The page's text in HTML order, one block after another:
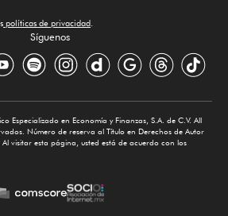
políticas de privacidad
Síguenos
Especializado en Economía y Finanzas, S.A. de C.V. All
Número de reserva al Título en Derechos de Autor
visitar esta página, usted está de acuerdo con los